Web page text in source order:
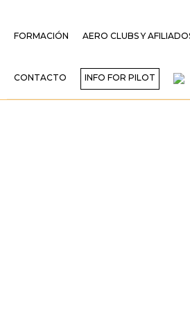
FORMACIÓN AERO CLUBS Y
CONTACTO INFO FOR PILOT